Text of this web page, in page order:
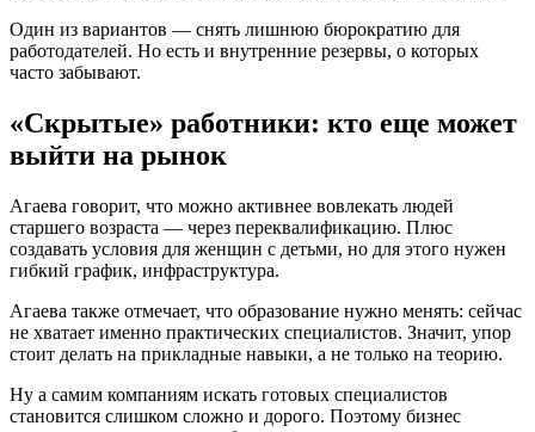
Один из вариантов — снять лишнюю бюрократию для
работодателей. Но есть и внутренние резервы, о которых
часто забывают.
«Скрытые» работники: кто еще может
выйти на рынок
Агаева говорит, что можно активнее вовлекать людей
старшего возраста — через переквалификацию. Плюс
создавать условия для женщин с детьми, но для этого нужен
гибкий график, инфраструктура.
Агаева также отмечает, что образование нужно менять: сейчас
не хватает именно практических специалистов. Значит, упор
стоит делать на прикладные навыки, а не только на теорию.
Ну а самим компаниям искать готовых специалистов
становится слишком сложно и дорого. Поэтому бизнес